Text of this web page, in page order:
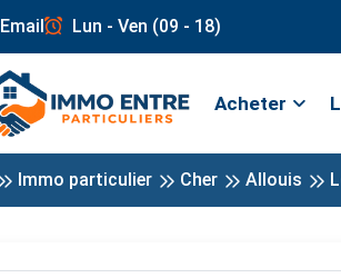
Email Lun - Ven (09 - 18)
Acheter
Immo particulier Cher Allouis